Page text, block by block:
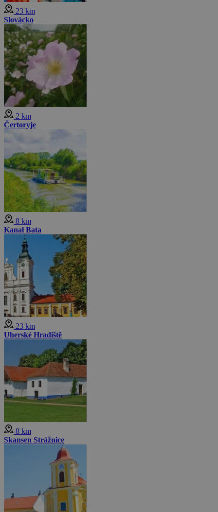
23 km
Slovácko
2 km
Čertoryje
8 km
Kanał Bata
23 km
Uherské Hradiště
8 km
Skansen Strážnice